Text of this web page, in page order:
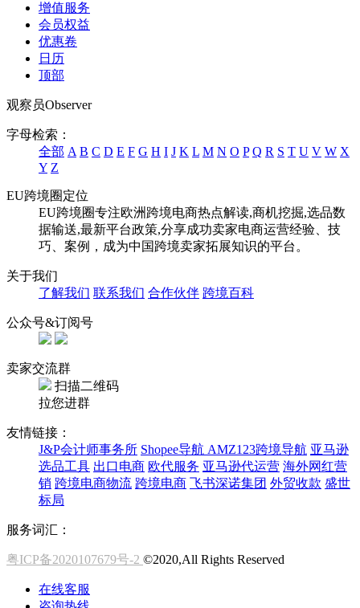
增值服务
会员权益
优惠卷
日历
顶部
观察员Observer
字母检索：
全部 A B C D E F G H I J K L M N O P Q R S T U V W X
Y Z
EU跨境圈定位
EU跨境圈专注欧洲跨境电商热点解读,商机挖掘,选品数
据输送,最新平台政策,分享成功卖家电商运营经验、技
巧、案例，成为中国跨境卖家拓展知识的平台。
关于我们
了解我们 联系我们 合作伙伴 跨境百科
公众号&订阅号
卖家交流群
扫描二维码
拉您进群
友情链接：
J&P会计师事务所 Shopee导航 AMZ123跨境导航 亚马逊
选品工具 出口电商 欧代服务 亚马逊代运营 海外网红营
销 跨境电商物流 跨境电商 飞书深诺集团 外贸收款 盛世
标局
服务词汇：
粤ICP备2020107679号-2 ©2020,All Rights Reserved
在线客服